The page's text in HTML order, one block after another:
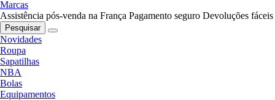
Marcas
Assistência pós-venda na França Pagamento seguro Devoluções fáceis
Pesquisar
Novidades
Roupa
Sapatilhas
NBA
Bolas
Equipamentos